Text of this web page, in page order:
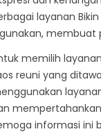
layanan
membuat
memilih
reuni yang
informasi ini